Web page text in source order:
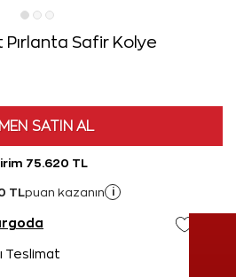
Safir Kolye
SATIN AL
75.620 TL
TL puan kazanın i
Teslimat